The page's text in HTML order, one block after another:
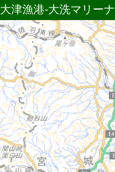
大津漁港-大洗マリーナ